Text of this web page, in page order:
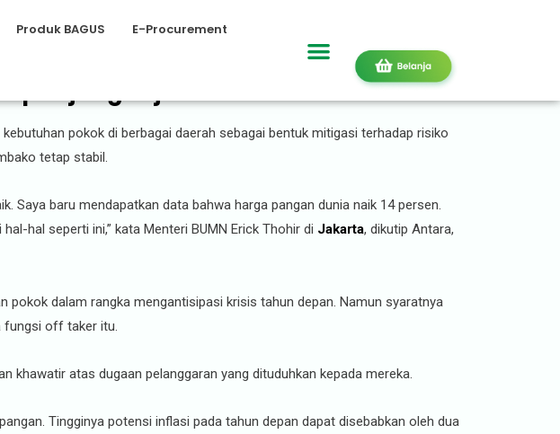
Produk BAGUS E-Procurement
Sejarah
pokok di berbagai daerah sebagai bentuk mitigasi terhadap risiko
tetap stabil.
Saya baru mendapatkan data bahwa harga pangan dunia naik 14 persen.
hal seperti ini,” kata Menteri BUMN Erick Thohir di Jakarta, dikutip Antara,
pokok dalam rangka mengantisipasi krisis tahun depan. Namun syaratnya
fungsi off taker itu.
khawatir atas dugaan pelanggaran yang dituduhkan kepada mereka.
Tingginya potensi inflasi pada tahun depan dapat disebabkan oleh dua